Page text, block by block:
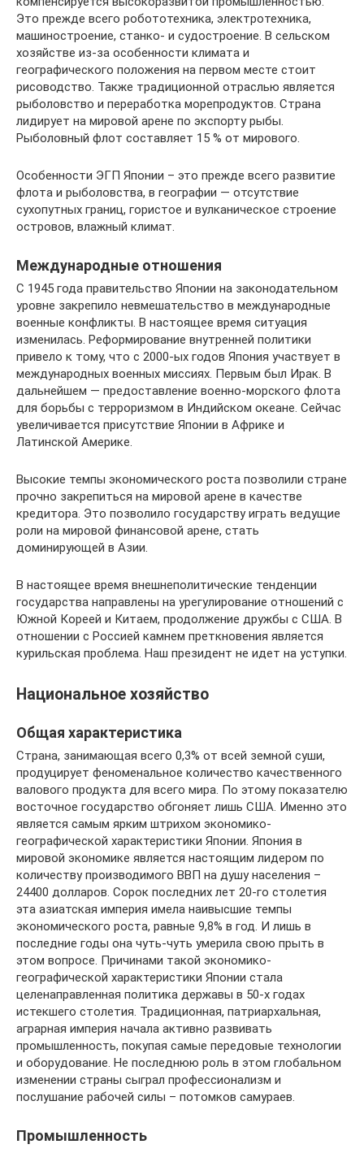
Это прежде всего робототехника, электротехника,
машиностроение, станко- и судостроение. В сельском
хозяйстве из-за особенности климата и
географического положения на первом месте стоит
рисоводство. Также традиционной отраслью является
рыболовство и переработка морепродуктов. Страна
лидирует на мировой арене по экспорту рыбы.
Рыболовный флот составляет 15 % от мирового.
Особенности ЭГП Японии – это прежде всего развитие
флота и рыболовства, в географии — отсутствие
сухопутных границ, гористое и вулканическое строение
островов, влажный климат.
Международные отношения
С 1945 года правительство Японии на законодательном
уровне закрепило невмешательство в международные
военные конфликты. В настоящее время ситуация
изменилась. Реформирование внутренней политики
привело к тому, что с 2000-ых годов Япония участвует в
международных военных миссиях. Первым был Ирак. В
дальнейшем — предоставление военно-морского флота
для борьбы с терроризмом в Индийском океане. Сейчас
увеличивается присутствие Японии в Африке и
Латинской Америке.
Высокие темпы экономического роста позволили стране
прочно закрепиться на мировой арене в качестве
кредитора. Это позволило государству играть ведущие
роли на мировой финансовой арене, стать
доминирующей в Азии.
В настоящее время внешнеполитические тенденции
государства направлены на урегулирование отношений с
Южной Кореей и Китаем, продолжение дружбы с США. В
отношении с Россией камнем преткновения является
курильская проблема. Наш президент не идет на уступки.
Национальное хозяйство
Общая характеристика
Страна, занимающая всего 0,3% от всей земной суши,
продуцирует феноменальное количество качественного
валового продукта для всего мира. По этому показателю
восточное государство обгоняет лишь США. Именно это
является самым ярким штрихом экономико-
географической характеристики Японии. Япония в
мировой экономике является настоящим лидером по
количеству производимого ВВП на душу населения –
24400 долларов. Сорок последних лет 20-го столетия
эта азиатская империя имела наивысшие темпы
экономического роста, равные 9,8% в год. И лишь в
последние годы она чуть-чуть умерила свою прыть в
этом вопросе. Причинами такой экономико-
географической характеристики Японии стала
целенаправленная политика державы в 50-х годах
истекшего столетия. Традиционная, патриархальная,
аграрная империя начала активно развивать
промышленность, покупая самые передовые технологии
и оборудование. Не последнюю роль в этом глобальном
изменении страны сыграл профессионализм и
послушание рабочей силы – потомков самураев.
Промышленность